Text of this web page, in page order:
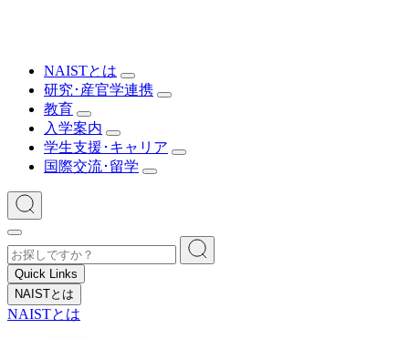
NAISTとは
研究･産官学連携
教育
入学案内
学生支援･キャリア
国際交流･留学
Quick Links
NAISTとは
NAISTとは